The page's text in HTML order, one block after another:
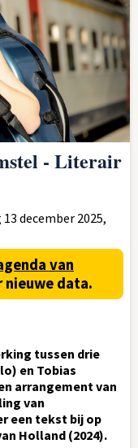
- Literair
december 2025,
van
nieuwe data.
tussen drie
en Tobias
arrangement van
van
een tekst bij op
Holland (2024).